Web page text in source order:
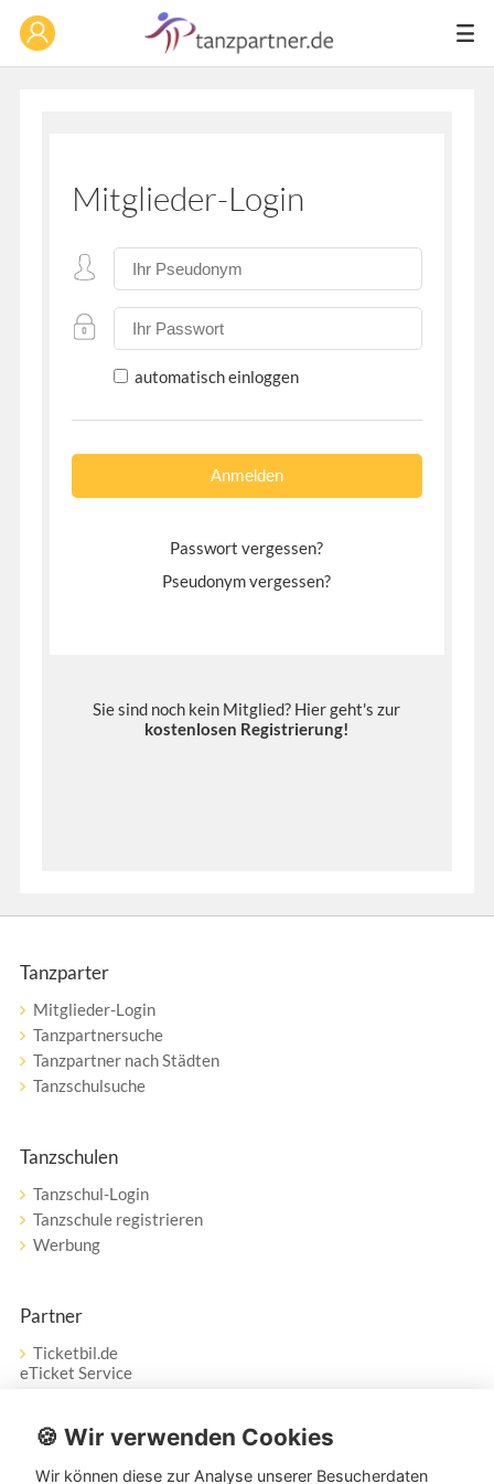
Mitglieder-Login
automatisch einloggen
Passwort vergessen?
Pseudonym vergessen?
Sie sind noch kein Mitglied? Hier geht's zur
kostenlosen Registrierung!
Tanzparter
Mitglieder-Login
Tanzpartnersuche
Tanzpartner nach Städten
Tanzschulsuche
Tanzschulen
Tanzschul-Login
Tanzschule registrieren
Werbung
Partner
Ticketbil.de
eTicket Service
Vertrag widerrufen
🍪 Wir verwenden Cookies
Wir können diese zur Analyse unserer Besucherdaten